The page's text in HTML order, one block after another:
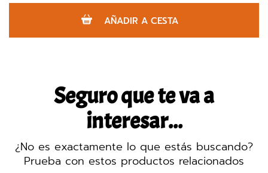
AÑADIR A CESTA
Seguro que te va a
interesar...
¿No es exactamente lo que estás buscando?
Prueba con estos productos relacionados